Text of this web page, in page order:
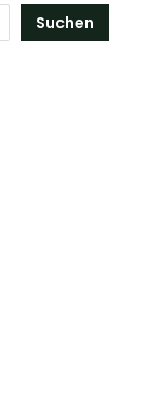
Suchen